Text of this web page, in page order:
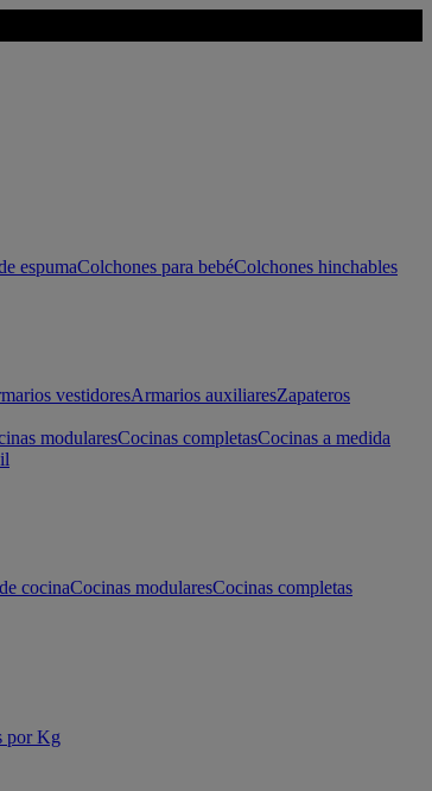
espumaColchones para bebéColchones hinchables
vestidoresArmarios auxiliaresZapateros
modularesCocinas completasCocinas a medida
cocinaCocinas modularesCocinas completas
por Kg